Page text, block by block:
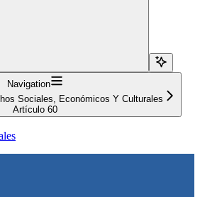
Navigation
Sociales, Económicos Y Culturales
Artículo 60